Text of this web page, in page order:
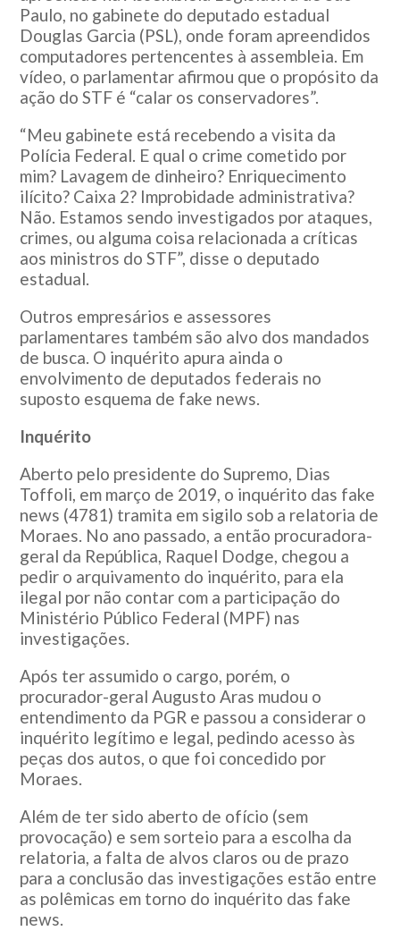
Paulo, no gabinete do deputado estadual
Douglas Garcia (PSL), onde foram apreendidos
computadores pertencentes à assembleia. Em
vídeo, o parlamentar afirmou que o propósito da
ação do STF é “calar os conservadores”.
“Meu gabinete está recebendo a visita da
Polícia Federal. E qual o crime cometido por
mim? Lavagem de dinheiro? Enriquecimento
ilícito? Caixa 2? Improbidade administrativa?
Não. Estamos sendo investigados por ataques,
crimes, ou alguma coisa relacionada a críticas
aos ministros do STF”, disse o deputado
estadual.
Outros empresários e assessores
parlamentares também são alvo dos mandados
de busca. O inquérito apura ainda o
envolvimento de deputados federais no
suposto esquema de fake news.
Inquérito
Aberto pelo presidente do Supremo, Dias
Toffoli, em março de 2019, o inquérito das fake
news (4781) tramita em sigilo sob a relatoria de
Moraes. No ano passado, a então procuradora-
geral da República, Raquel Dodge, chegou a
pedir o arquivamento do inquérito, para ela
ilegal por não contar com a participação do
Ministério Público Federal (MPF) nas
investigações.
Após ter assumido o cargo, porém, o
procurador-geral Augusto Aras mudou o
entendimento da PGR e passou a considerar o
inquérito legítimo e legal, pedindo acesso às
peças dos autos, o que foi concedido por
Moraes.
Além de ter sido aberto de ofício (sem
provocação) e sem sorteio para a escolha da
relatoria, a falta de alvos claros ou de prazo
para a conclusão das investigações estão entre
as polêmicas em torno do inquérito das fake
news.